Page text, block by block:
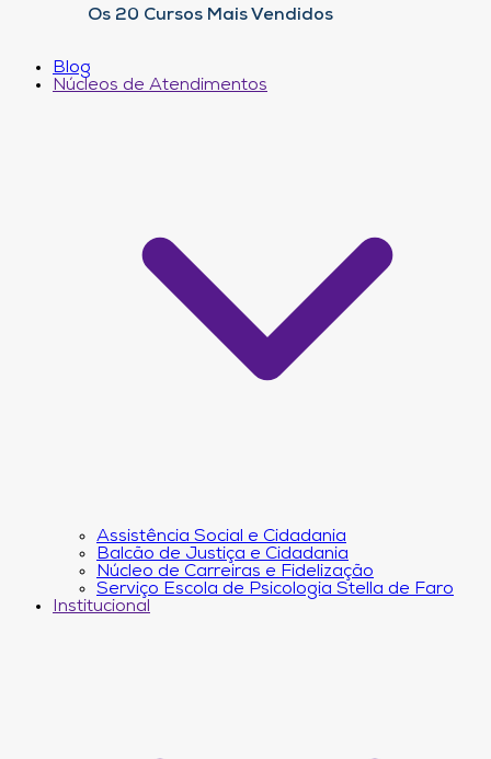
Os 20 Cursos Mais Vendidos
Blog
Núcleos de Atendimentos
Assistência Social e Cidadania
Balcão de Justiça e Cidadania
Núcleo de Carreiras e Fidelização
Serviço Escola de Psicologia Stella de Faro
Institucional